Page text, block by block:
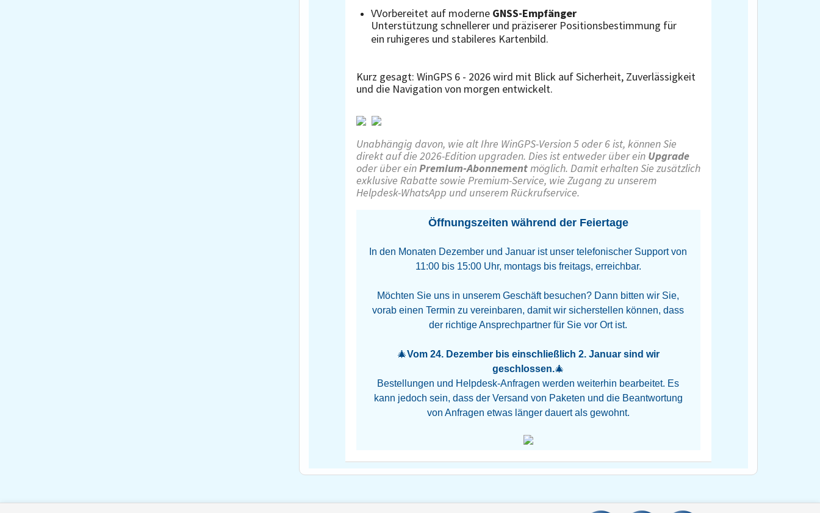
VVorbereitet auf moderne GNSS-Empfänger
Unterstützung schnellerer und präziserer Positionsbestimmung für
ein ruhigeres und stabileres Kartenbild.
Kurz gesagt: WinGPS 6 - 2026 wird mit Blick auf Sicherheit, Zuverlässigkeit
und die Navigation von morgen entwickelt.
Unabhängig davon, wie alt Ihre WinGPS-Version 5 oder 6 ist, können Sie
direkt auf die 2026-Edition upgraden. Dies ist entweder über ein Upgrade
oder über einPremium-Abonnementmöglich. Damit erhalten Sie zusätzlich
exklusive Rabatte sowie Premium-Service, wie Zugang zu unserem
Helpdesk-WhatsApp und unserem Rückrufservice.
Öffnungszeiten während der Feiertage
In den Monaten Dezember und Januar ist unser telefonischer Support von
11:00 bis 15:00 Uhr, montags bis freitags, erreichbar.
Möchten Sie uns in unserem Geschäft besuchen? Dann bitten wir Sie,
vorab einen Termin zu vereinbaren, damit wir sicherstellen können, dass
der richtige Ansprechpartner für Sie vor Ort ist.
🎄Vom 24. Dezember bis einschließlich 2. Januar sind wir
geschlossen.🎄
Bestellungen und Helpdesk-Anfragen werden weiterhin bearbeitet. Es
kann jedoch sein, dass der Versand von Paketen und die Beantwortung
von Anfragen etwas länger dauert als gewohnt.